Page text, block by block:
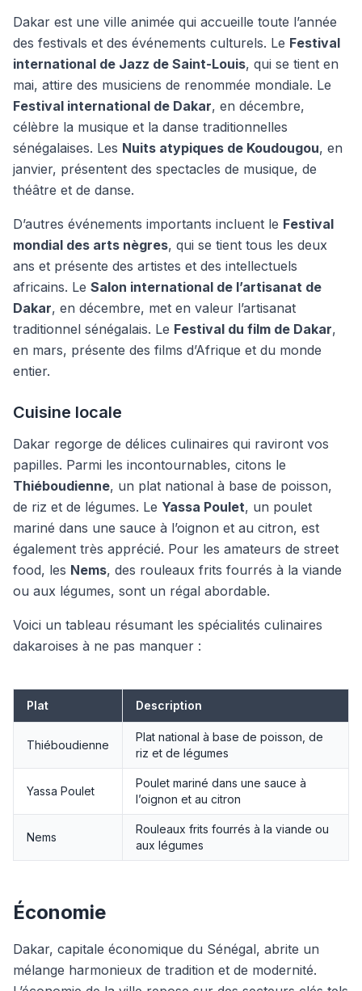
Dakar est une ville animée qui accueille toute l’année
des festivals et des événements culturels. Le Festival
international de Jazz de Saint-Louis, qui se tient en
mai, attire des musiciens de renommée mondiale. Le
Festival international de Dakar, en décembre,
célèbre la musique et la danse traditionnelles
sénégalaises. Les Nuits atypiques de Koudougou, en
janvier, présentent des spectacles de musique, de
théâtre et de danse.
D’autres événements importants incluent le Festival
mondial des arts nègres, qui se tient tous les deux
ans et présente des artistes et des intellectuels
africains. Le Salon international de l’artisanat de
Dakar, en décembre, met en valeur l’artisanat
traditionnel sénégalais. Le Festival du film de Dakar,
en mars, présente des films d’Afrique et du monde
entier.
Cuisine locale
Dakar regorge de délices culinaires qui raviront vos
papilles. Parmi les incontournables, citons le
Thiéboudienne, un plat national à base de poisson,
de riz et de légumes. Le Yassa Poulet, un poulet
mariné dans une sauce à l’oignon et au citron, est
également très apprécié. Pour les amateurs de street
food, les Nems, des rouleaux frits fourrés à la viande
ou aux légumes, sont un régal abordable.
Voici un tableau résumant les spécialités culinaires
dakaroises à ne pas manquer :
Plat Description
Thiéboudienne
Plat national à base de poisson, de
riz et de légumes
Yassa Poulet
Poulet mariné dans une sauce à
l’oignon et au citron
Nems
Rouleaux frits fourrés à la viande ou
aux légumes
Économie
Dakar, capitale économique du Sénégal, abrite un
mélange harmonieux de tradition et de modernité.